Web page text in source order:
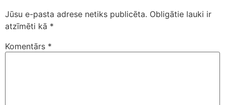
Jūsu e-pasta adrese netiks publicēta. Obligātie lauki ir
atzīmēti kā *
Komentārs *